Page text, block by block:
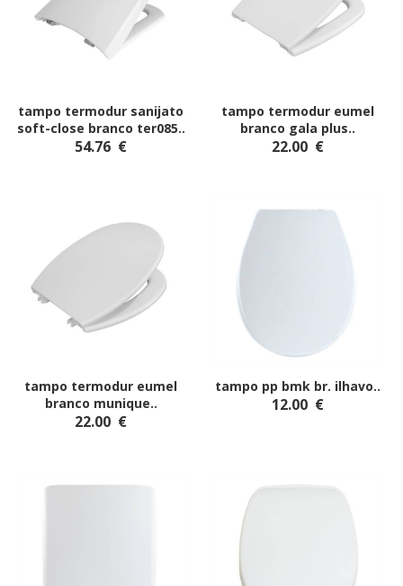
tampo termodur sanijato
soft-close branco ter085..
54.76 €
tampo termodur eumel
branco gala plus..
22.00 €
tampo termodur eumel
branco munique..
22.00 €
tampo pp bmk br. ilhavo..
12.00 €